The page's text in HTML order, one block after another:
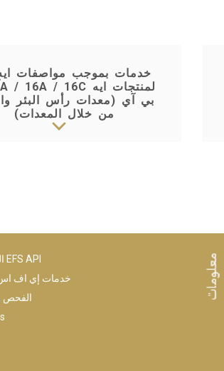
خدمات بموجب مواصفات
بي آي (معدات رأس البئر
من خلال المعدات)
الخدمات EFS API
خدمات إي اف اس
الفحص